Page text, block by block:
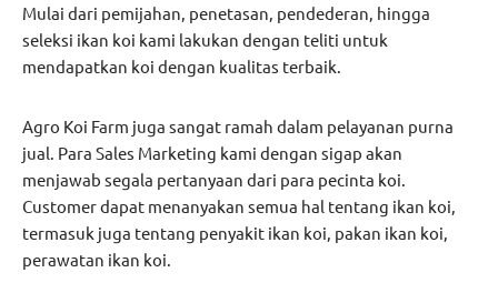
Mulai dari pemijahan, penetasan, pendederan, hingga
seleksi ikan koi kami lakukan dengan teliti untuk
mendapatkan koi dengan kualitas terbaik.
Agro Koi Farm juga sangat ramah dalam pelayanan purna
jual. Para Sales Marketing kami dengan sigap akan
menjawab segala pertanyaan dari para pecinta koi.
Customer dapat menanyakan semua hal tentang ikan koi,
termasuk juga tentang penyakit ikan koi, pakan ikan koi,
perawatan ikan koi.